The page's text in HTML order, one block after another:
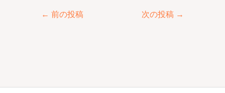
← 前の投稿 次の投稿 →